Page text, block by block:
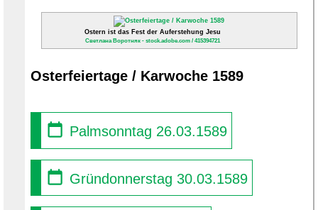
Ostern ist das Fest der Auferstehung Jesu
Светлана Воротняк - stock.adobe.com / 415394721
Osterfeiertage / Karwoche 1589
Palmsonntag 26.03.1589
Gründonnerstag 30.03.1589